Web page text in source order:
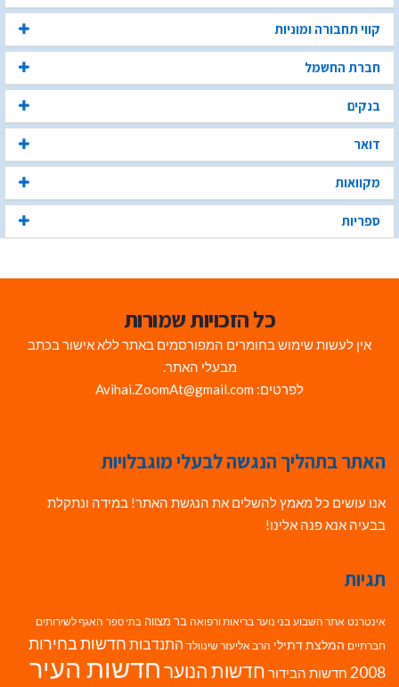
קווי תחבורה ומוניות
חברת החשמל
בנקים
דואר
מקוואות
ספריות
כל הזכויות שמורות
אין לעשות שימוש בחומרים המפורסמים באתר ללא אישור בכתב
מבעלי האתר.
לפרטים: Avihai.ZoomAt@gmail.com
האתר בתהליך הנגשה לבעלי מוגבלויות
אנו עושים כל מאמץ להשלים את הנגשת האתר! במידה ונתקלת
בבעיה אנא פנה אלינו!
תגיות
אינטרנט אתר השבוע בני נוער בריאות ורפואה בר מצווה בתי ספר האגף לשירותים
חברתיים המלצת דתילי הרב אליעזר שינוולד התנדבות חדשות בחירות
2008 חדשות הבידור חדשות הנוערחדשות העיר